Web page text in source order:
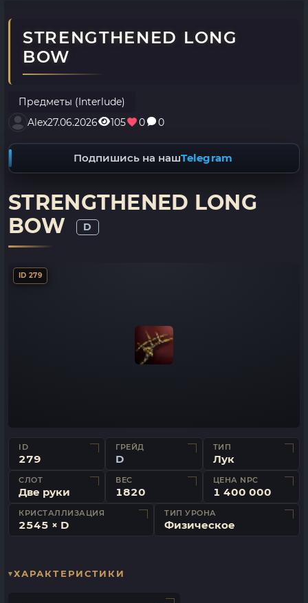
STRENGTHENED LONG
BOW
Предметы (Interlude)
Alex27.06.2026 105 0 0
Подпишись на нашTelegram
STRENGTHENED LONG
BOW
D
ID 279
ID
279
ГРЕЙД
D
ТИП
Лук
СЛОТ
Две руки
ВЕС
1820
ЦЕНА NPC
1 400 000
КРИСТАЛЛИЗАЦИЯ
2545 × D
ТИП УРОНА
Физическое
ХАРАКТЕРИСТИКИ